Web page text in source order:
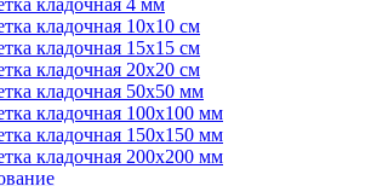
кладочная 4 мм
кладочная 10x10 см
кладочная 15x15 см
кладочная 20x20 см
кладочная 50x50 мм
кладочная 100x100 мм
кладочная 150x150 мм
кладочная 200x200 мм